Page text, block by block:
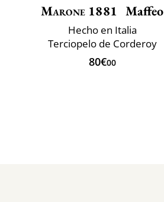
Marone 1881 Maffeo
Hecho en Italia
Terciopelo de Corderoy
80€00